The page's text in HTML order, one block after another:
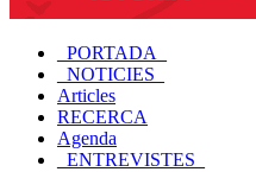
_PORTADA_
_NOTICIES_
Articles
RECERCA
Agenda
_ENTREVISTES_